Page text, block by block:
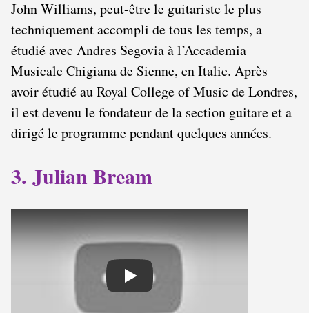
John Williams, peut-être le guitariste le plus
techniquement accompli de tous les temps, a
étudié avec Andres Segovia à l’Accademia
Musicale Chigiana de Sienne, en Italie. Après
avoir étudié au Royal College of Music de Londres,
il est devenu le fondateur de la section guitare et a
dirigé le programme pendant quelques années.
3. Julian Bream
Play